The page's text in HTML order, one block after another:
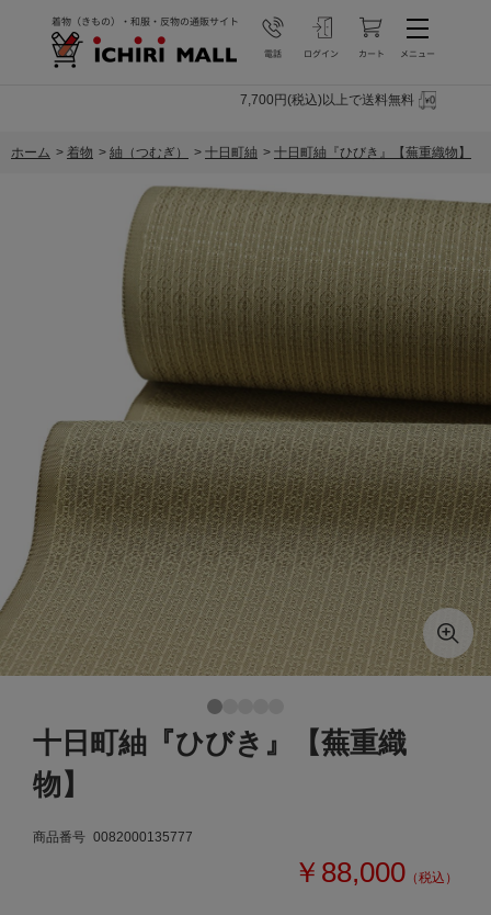
7,700円(税込)以上で送料無料
ホーム > 着物 > 紬（つむぎ） > 十日町紬 > 十日町紬『ひびき』【蕪重織物】
十日町紬『ひびき』【蕪重織
物】
商品番号 0082000135777
￥88,000 （税込）